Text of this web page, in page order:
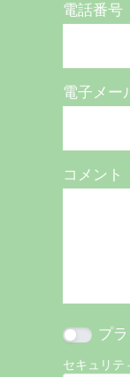
電話番号
電子メー
コメント
プ
セキュリ